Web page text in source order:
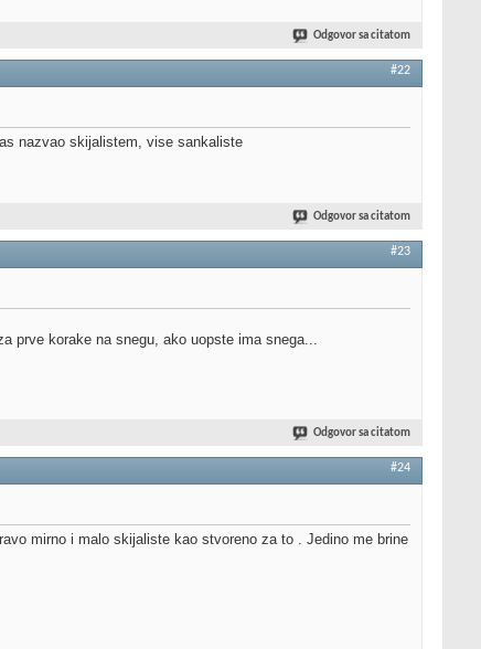
Odgovor sa citatom
#22
nazvao skijalistem, vise sankaliste
Odgovor sa citatom
#23
korake na snegu, ako uopste ima snega...
Odgovor sa citatom
#24
mirno i malo skijaliste kao stvoreno za to . Jedino me brine